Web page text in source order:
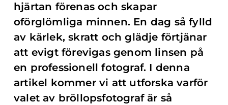
hjärtan förenas och skapar
oförglömliga minnen. En dag så fylld
av kärlek, skratt och glädje förtjänar
att evigt förevigas genom linsen på
en professionell fotograf. I denna
artikel kommer vi att utforska varför
valet av bröllopsfotograf är så